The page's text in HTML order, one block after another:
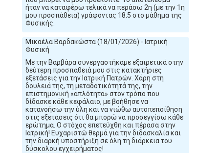
ήταν να καταφέρω τελικά να περάσω 2η (με την 1η
μου προσπάθεια) γράφοντας 18.5 στο μάθημα της
Φυσικής.
Μικαέλα Βαρδακώστα (18/01/2026) - Ιατρική
Φυσική
Με την Βαρβάρα συνεργαστήκαμε εξαιρετικά στην
δεύτερη προσπάθειά μου στις κατακτήριες
εξετάσεις για την Ιατρική Πατρών. Χάρη στη
δουλειά της, τη μεταδοτικότητά της, την
επιστημονική «απλότητα» στον τρόπο που
δίδασκε κάθε κεφάλαιο, με βοήθησε να
κατανοήσω την ύλη και να νιώθω αυτοπεποίθηση
στις εξετάσεις ότι θα μπορώ να προσεγγίσω κάθε
ερώτημα. Ο στόχος επετεύχθη και πέρασα στην
Ιατρική! Ευχαριστώ θερμά για την διδασκαλία και
την διαρκή υποστήριξη σε όλη τη διάρκεια του
δύσκολου εγχειρήματος!